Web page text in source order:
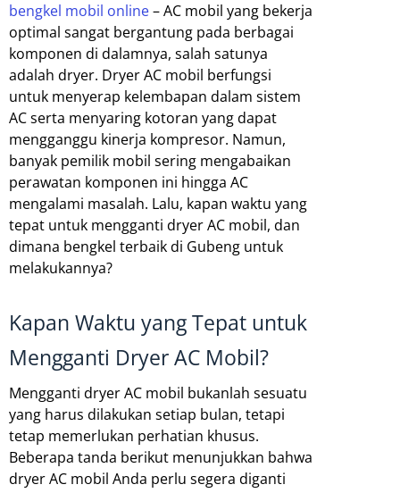
bengkel mobil online– AC mobil yang bekerja
optimal sangat bergantung pada berbagai
komponen di dalamnya, salah satunya
adalah dryer. Dryer AC mobil berfungsi
untuk menyerap kelembapan dalam sistem
AC serta menyaring kotoran yang dapat
mengganggu kinerja kompresor. Namun,
banyak pemilik mobil sering mengabaikan
perawatan komponen ini hingga AC
mengalami masalah. Lalu, kapan waktu yang
tepat untuk mengganti dryer AC mobil, dan
dimana bengkel terbaik di Gubeng untuk
melakukannya?
Kapan Waktu yang Tepat untuk
Mengganti Dryer AC Mobil?
Mengganti dryer AC mobil bukanlah sesuatu
yang harus dilakukan setiap bulan, tetapi
tetap memerlukan perhatian khusus.
Beberapa tanda berikut menunjukkan bahwa
dryer AC mobil Anda perlu segera diganti